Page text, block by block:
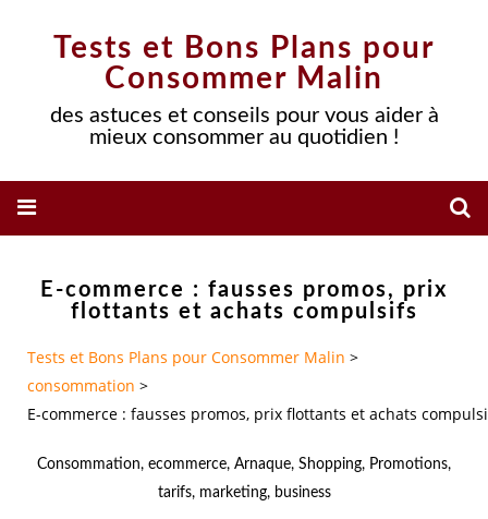
Tests et Bons Plans pour
Consommer Malin
des astuces et conseils pour vous aider à
mieux consommer au quotidien !
E-commerce : fausses promos, prix
flottants et achats compulsifs
Tests et Bons Plans pour Consommer Malin >
consommation >
E-commerce : fausses promos, prix flottants et achats
Consommation, ecommerce, Arnaque, Shopping, Promotions,
tarifs, marketing, business